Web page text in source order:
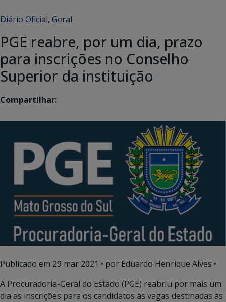
Diário Oficial, Geral
PGE reabre, por um dia, prazo
para inscrições no Conselho
Superior da instituição
Compartilhar:
Publicado em 29 mar 2021 • por Eduardo Henrique Alves •
A Procuradoria-Geral do Estado (PGE) reabriu por mais um
dia as inscrições para os candidatos às vagas destinadas às